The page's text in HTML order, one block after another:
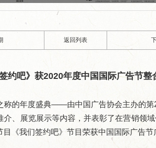
返回列表
约吧》获2020年度中国国际广告节整
称的年度盛典——由中国广告协会主办的
、展览展示等内容，并表彰了在营销领
《我们签约吧》节目荣获中国国际广告节